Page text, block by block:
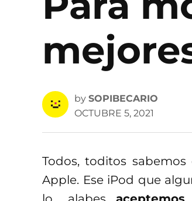
by SOPIBECARIO
OCTUBRE 5, 2021
Todos, toditos
Apple. Ese iPod que